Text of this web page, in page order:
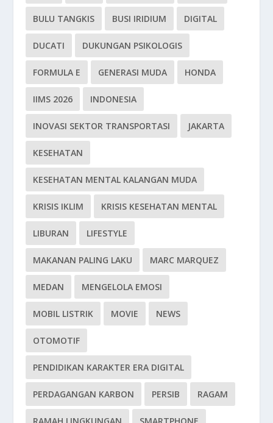
BULU TANGKIS BUSI IRIDIUM DIGITAL
DUCATI DUKUNGAN PSIKOLOGIS
FORMULA E GENERASI MUDA HONDA
IIMS 2026 INDONESIA
INOVASI SEKTOR TRANSPORTASI JAKARTA
KESEHATAN
KESEHATAN MENTAL KALANGAN MUDA
KRISIS IKLIM KRISIS KESEHATAN MENTAL
LIBURAN LIFESTYLE
MAKANAN PALING LAKU MARC MARQUEZ
MEDAN MENGELOLA EMOSI
MOBIL LISTRIK MOVIE NEWS
OTOMOTIF
PENDIDIKAN KARAKTER ERA DIGITAL
PERDAGANGAN KARBON PERSIB RAGAM